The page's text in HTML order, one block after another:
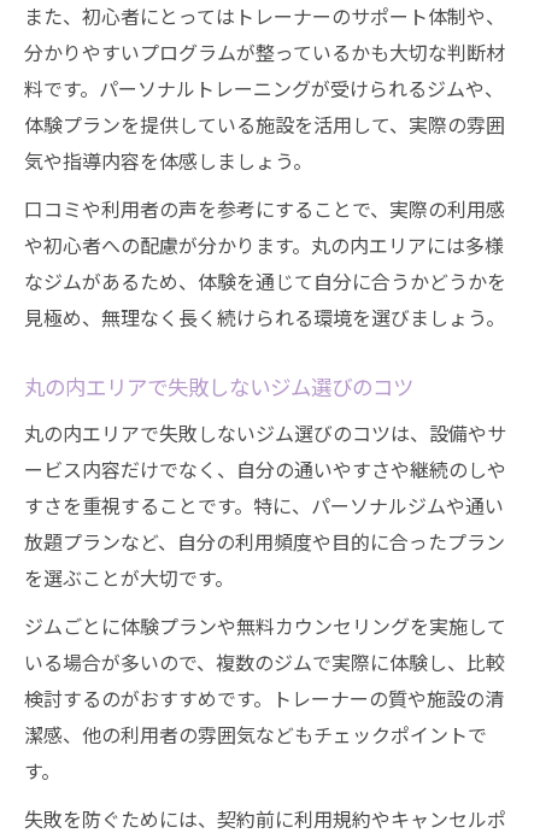
また、初心者にとってはトレーナーのサポート体制や、
分かりやすいプログラムが整っているかも大切な判断材
料です。パーソナルトレーニングが受けられるジムや、
体験プランを提供している施設を活用して、実際の雰囲
気や指導内容を体感しましょう。
口コミや利用者の声を参考にすることで、実際の利用感
や初心者への配慮が分かります。丸の内エリアには多様
なジムがあるため、体験を通じて自分に合うかどうかを
見極め、無理なく長く続けられる環境を選びましょう。
丸の内エリアで失敗しないジム選びのコツ
丸の内エリアで失敗しないジム選びのコツは、設備やサ
ービス内容だけでなく、自分の通いやすさや継続のしや
すさを重視することです。特に、パーソナルジムや通い
放題プランなど、自分の利用頻度や目的に合ったプラン
を選ぶことが大切です。
ジムごとに体験プランや無料カウンセリングを実施して
いる場合が多いので、複数のジムで実際に体験し、比較
検討するのがおすすめです。トレーナーの質や施設の清
潔感、他の利用者の雰囲気などもチェックポイントで
す。
失敗を防ぐためには、契約前に利用規約やキャンセルポ